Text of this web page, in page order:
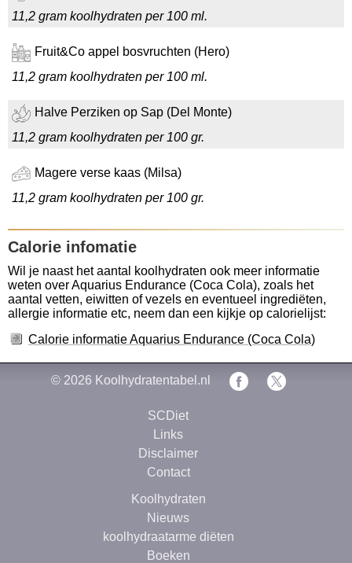
11,2 gram koolhydraten per 100 ml.
Fruit&Co appel bosvruchten (Hero)
11,2 gram koolhydraten per 100 ml.
Halve Perziken op Sap (Del Monte)
11,2 gram koolhydraten per 100 gr.
Magere verse kaas (Milsa)
11,2 gram koolhydraten per 100 gr.
Calorie infomatie
Wil je naast het aantal koolhydraten ook meer informatie
weten over Aquarius Endurance (Coca Cola), zoals het
aantal vetten, eiwitten of vezels en eventueel ingrediëten,
allergie informatie etc, neem dan een kijkje op calorielijst:
Calorie informatie Aquarius Endurance (Coca Cola)
© 2026 Koolhydratentabel.nl
SCDiet
Links
Disclaimer
Contact
Koolhydraten
Nieuws
koolhydraatarme diëten
Boeken